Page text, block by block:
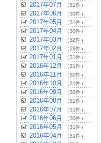
2017年07月 （31件）
2017年06月 （30件）
2017年05月 （31件）
2017年04月 （30件）
2017年03月 （32件）
2017年02月 （28件）
2017年01月 （31件）
2016年12月 （31件）
2016年11月 （30件）
2016年10月 （31件）
2016年09月 （30件）
2016年08月 （31件）
2016年07月 （31件）
2016年06月 （30件）
2016年05月 （31件）
2016年04月 （31件）